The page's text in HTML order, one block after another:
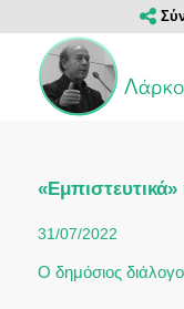
«Εμπιστευτικά»
31/07/2022
Ο δημόσιος